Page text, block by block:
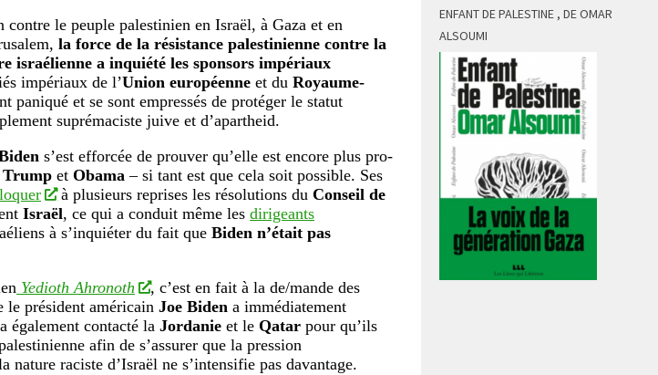
le peuple palestinien en Israël, à Gaza et en
la force de la résistance palestinienne contre la
israélienne a inquiété les sponsors impériaux
impériaux de l’Union européenne et du Royaume-
paniqué et se sont empressés de protéger le statut
suprémaciste juive et d’apartheid.
s’est efforcée de prouver qu’elle est encore plus pro-
Trump et Obama – si tant est que cela soit possible. Ses
à plusieurs reprises les résolutions du Conseil de
Israël, ce qui a conduit même les dirigeants
à s’inquiéter du fait que Biden n’était pas
Yedioth Ahronoth
, c’est en fait à la de/mande des
le président américainJoe Bidena immédiatement
également contacté la Jordanie et le Qatar pour qu’ils
afin de s’assurer que la pression
nature raciste d’Israël ne s’intensifie pas davantage.
ENFANT DE PALESTINE , DE OMAR
ALSOUMI